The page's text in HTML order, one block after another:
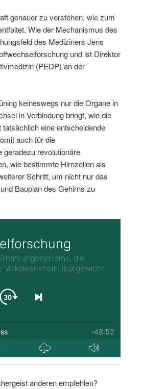
genauer zu verstehen, wie zum
Wie der Mechanismus des
des Mediziners Jens
und ist Direktor
(PEDP) an der
keineswegs nur die Organe in
in Verbindung bringt, wie die
eine entscheidende
auch für die
geradezu revolutionäre
wie bestimmte Hirnzellen als
Schritt, um nicht nur das
Bauplan des Gehirns zu
anderen empfehlen?